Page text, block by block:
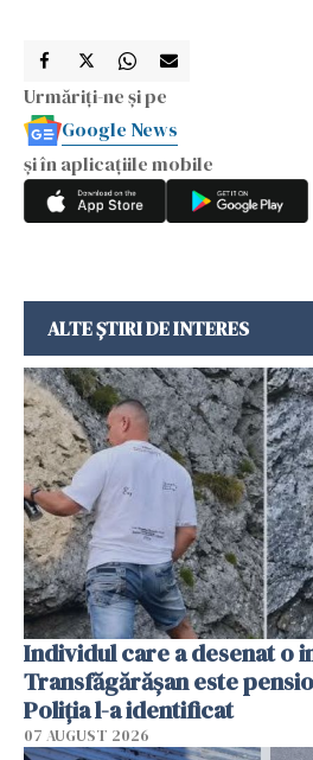
Urmăriți-ne și pe
Google News
și în aplicațiile mobile
ALTE ȘTIRI DE INTERES
Individul care a desenat o
Transfăgărășan este
Poliția l-a identificat
07 AUGUST 2026